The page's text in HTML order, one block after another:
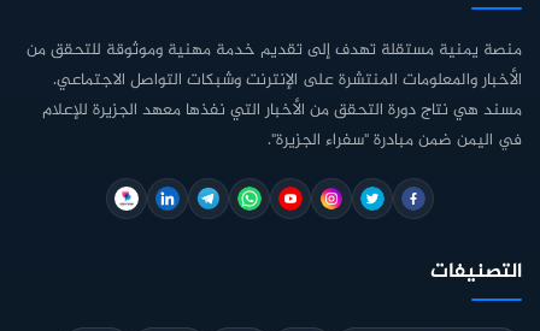
منصة يمنية مستقلة تهدف إلى تقديم خدمة مهنية وموثوقة للتحقق من
الأخبار والمعلومات المنتشرة على الإنترنت وشبكات التواصل الاجتماعي.
مسند هي نتاج دورة التحقق من الأخبار التي نفذها معهد الجزيرة للإعلام
في اليمن ضمن مبادرة "سفراء الجزيرة".
التصنيفات